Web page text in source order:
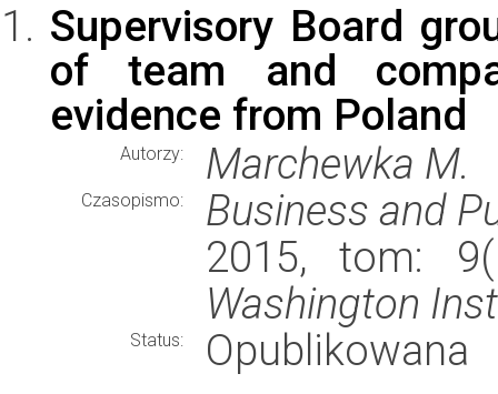
Supervisory Board
of team and
evidence from Poland
Autorzy: Marchewka M.
Czasopismo:
Business and
2015, tom:
Washington
Status:
Opublikowana